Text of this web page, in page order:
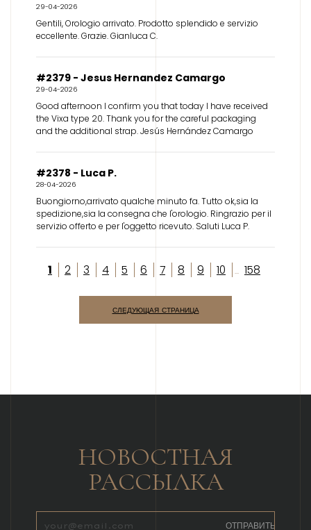
29-04-2026
Gentili, Orologio arrivato. Prodotto splendido e servizio
eccellente. Grazie. Gianluca C.
#2379 - Jesus Hernandez Camargo
29-04-2026
Good afternoon I confirm you that today I have received
the Vixa type 20. Thank you for the careful packaging
and the additional strap. Jesús Hernández Camargo
#2378 - Luca P.
28-04-2026
Buongiorno,arrivato qualche minuto fa. Tutto ok,sia la
spedizione,sia la consegna che l'orologio. Ringrazio per il
servizio offerto e per l'oggetto ricevuto. Saluti Luca P.
1 2 3 4 5 6 7 8 9 10 ... 158
СЛЕДУЮЩАЯ СТРАНИЦА
НОВОСТНАЯ
РАССЫЛКА